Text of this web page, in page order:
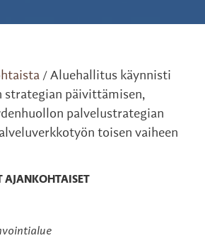
/ Aluehallitus käynnisti
strategian päivittämisen,
palvelustrategian
toisen vaiheen